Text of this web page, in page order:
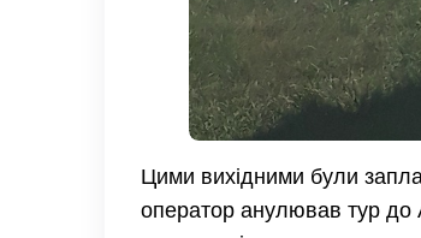
Цими вихідними були
оператор анулював тур до